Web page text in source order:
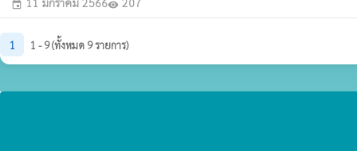
event visibility
1 1 - 9 (ทั้งหมด 9 รายการ)